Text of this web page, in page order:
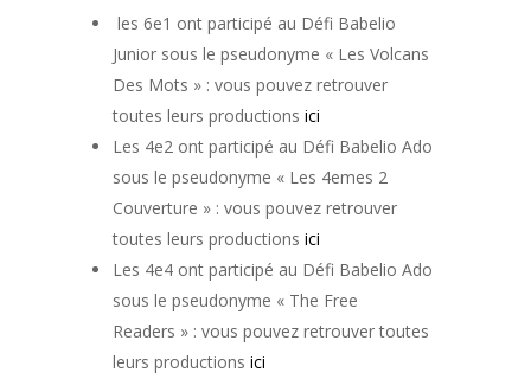
les 6e1 ont participé au Défi Babelio
Junior sous le pseudonyme « Les Volcans
Des Mots » : vous pouvez retrouver
toutes leurs productions ici
Les 4e2 ont participé au Défi Babelio Ado
sous le pseudonyme « Les 4emes 2
Couverture » : vous pouvez retrouver
toutes leurs productions ici
Les 4e4 ont participé au Défi Babelio Ado
sous le pseudonyme « The Free
Readers » : vous pouvez retrouver toutes
leurs productions ici